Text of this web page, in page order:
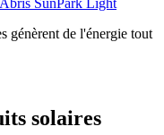
génèrent de l'énergie tout
solaires